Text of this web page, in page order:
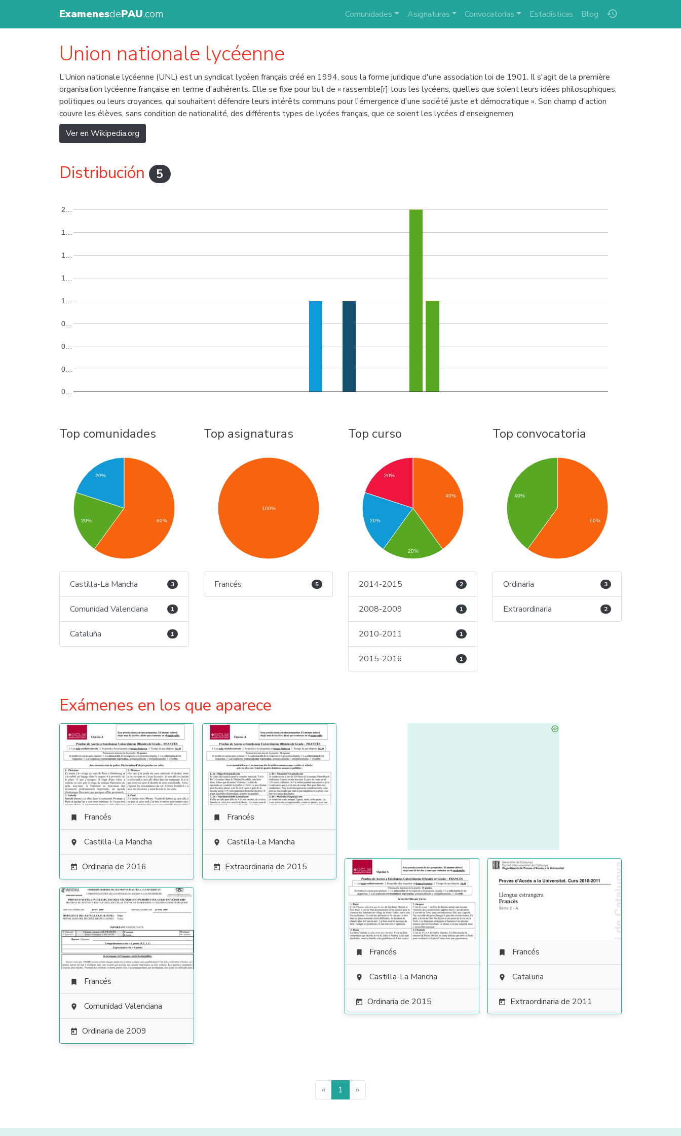
ExamenesdePAU.com history
Comunidades Asignaturas Convocatorias Estadísticas Blog
Union nationale lycéenne
L’Union nationale lycéenne (UNL) est un syndicat lycéen français créé en 1994, sous la forme juridique d'une association loi de 1901. Il s'agit de la première
organisation lycéenne française en terme d'adhérents. Elle se fixe pour but de « rassemble[r] tous les lycéens, quelles que soient leurs idées philosophiques,
politiques ou leurs croyances, qui souhaitent défendre leurs intérêts communs pour l'émergence d'une société juste et démocratique ». Son champ d'action
couvre les élèves, sans condition de nationalité, des différents types de lycées français, que ce soient les lycées d'enseignemen
Ver en Wikipedia.org
Distribución 5
0…
0…
0…
0…
1…
1…
1…
1…
2…
Top comunidades
20%
20% 60%
Castilla-La Mancha 3
Comunidad Valenciana 1
Cataluña 1
Top asignaturas
100%
Francés 5
Top curso
40%
20%
20%
20%
2014-2015 2
2008-2009 1
2010-2011 1
2015-2016 1
Top convocatoria
40%
60%
Ordinaria 3
Extraordinaria 2
Exámenes en los que aparece
 Francés
 Castilla-La Mancha
 Ordinaria de 2016
 Francés
 Castilla-La Mancha
 Extraordinaria de 2015
 Francés
 Castilla-La Mancha
 Ordinaria de 2015
 Francés
 Cataluña
 Extraordinaria de 2011
 Francés
 Comunidad Valenciana
 Ordinaria de 2009
« 1 »